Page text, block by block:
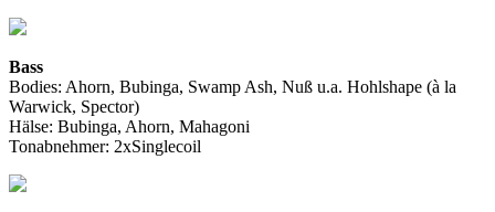
Bass
Bodies: Ahorn, Bubinga, Swamp Ash, Nuß u.a. Hohlshape (à la
Warwick, Spector)
Hälse: Bubinga, Ahorn, Mahagoni
Tonabnehmer: 2xSinglecoil